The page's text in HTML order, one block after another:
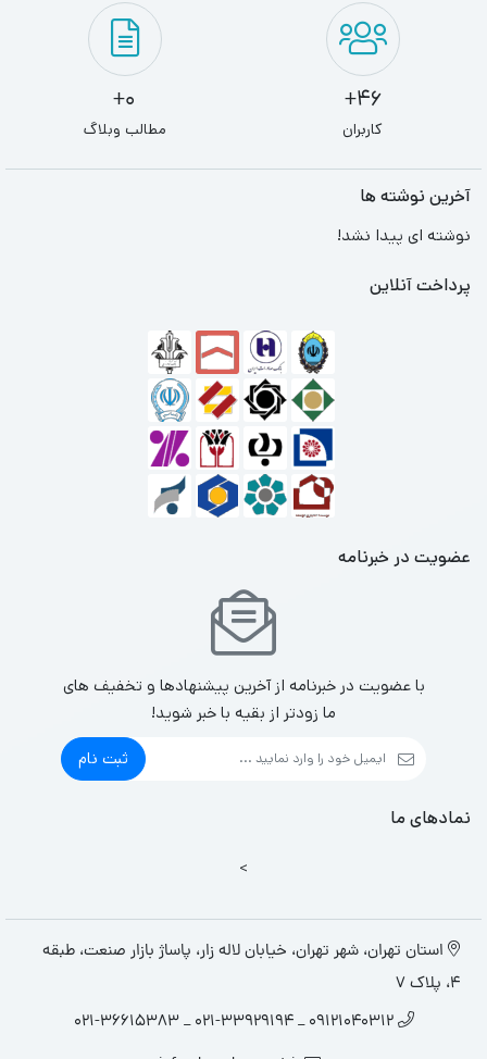
46+
کاربران
0+
مطالب وبلاگ
آخرین نوشته ها
نوشته ای پیدا نشد!
پرداخت آنلاین
عضویت در خبرنامه
با عضویت در خبرنامه از آخرین پیشنهادها و تخفیف های
ما زودتر از بقیه با خبر شوید!
ثبت نام
نمادهای ما
>
استان تهران، شهر تهران، خیابان لاله زار، پاساژ بازار صنعت، طبقه
4، پلاک 7
09121040312 _ 021-33929194 _ 021-36615383